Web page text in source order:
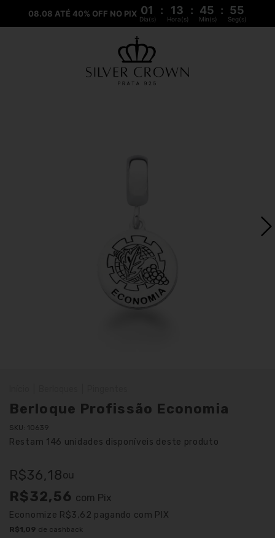
08.08 ATÉ 40% OFF NO PIX 01 : 13 : 45 : 55
Dia(s) Hora(s) Min(s) Seg(s)
Berloque Profissão Economia
SKU: 10639
Restam 146 unidades disponíveis deste produto
R$36,18ou
R$32,56 com Pix
Economize R$3,62 pagando com PIX
R$1,09 de cashback